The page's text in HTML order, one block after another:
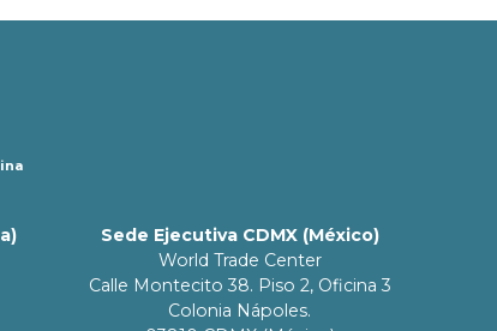
Sede Ejecutiva CDMX (México)
World Trade Center
Calle Montecito 38. Piso 2, Oficina 3
Colonia Nápoles.